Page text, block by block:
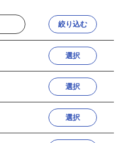
絞り込む
選択
選択
選択